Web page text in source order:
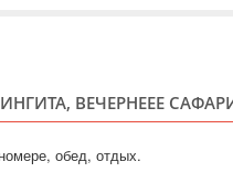
ВЕЧЕРНЕЕЕ
обед, отдых.